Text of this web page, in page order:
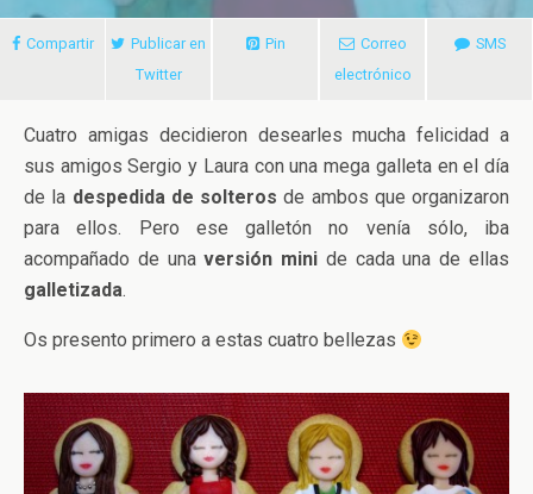
Compartir
Publicar en
Twitter
Pin
Correo
electrónico
SMS
Cuatro amigas decidieron desearles mucha felicidad a
sus amigos Sergio y Laura con una mega galleta en el día
de la despedida de solteros de ambos que organizaron
para ellos. Pero ese galletón no venía sólo, iba
acompañado de unaversión mini de cada una de ellas
galletizada.
Os presento primero a estas cuatro bellezas